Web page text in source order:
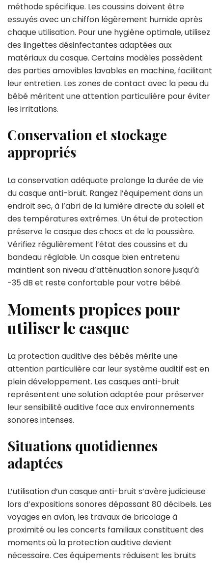
méthode spécifique. Les coussins doivent être
essuyés avec un chiffon légèrement humide après
chaque utilisation. Pour une hygiène optimale, utilisez
des lingettes désinfectantes adaptées aux
matériaux du casque. Certains modèles possèdent
des parties amovibles lavables en machine, facilitant
leur entretien. Les zones de contact avec la peau du
bébé méritent une attention particulière pour éviter
les irritations.
Conservation et stockage
appropriés
La conservation adéquate prolonge la durée de vie
du casque anti-bruit. Rangez l’équipement dans un
endroit sec, à l’abri de la lumière directe du soleil et
des températures extrêmes. Un étui de protection
préserve le casque des chocs et de la poussière.
Vérifiez régulièrement l’état des coussins et du
bandeau réglable. Un casque bien entretenu
maintient son niveau d’atténuation sonore jusqu’à
-35 dB et reste confortable pour votre bébé.
Moments propices pour
utiliser le casque
La protection auditive des bébés mérite une
attention particulière car leur système auditif est en
plein développement. Les casques anti-bruit
représentent une solution adaptée pour préserver
leur sensibilité auditive face aux environnements
sonores intenses.
Situations quotidiennes
adaptées
L’utilisation d’un casque anti-bruit s’avère judicieuse
lors d’expositions sonores dépassant 80 décibels. Les
voyages en avion, les travaux de bricolage à
proximité ou les concerts familiaux constituent des
moments où la protection auditive devient
nécessaire. Ces équipements réduisent les bruits